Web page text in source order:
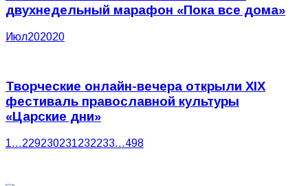
двухнедельный марафон «Пока все дома»
Июл202020
Творческие онлайн-вечера открыли XIX
фестиваль православной культуры
«Царские дни»
1…229230231232233…498